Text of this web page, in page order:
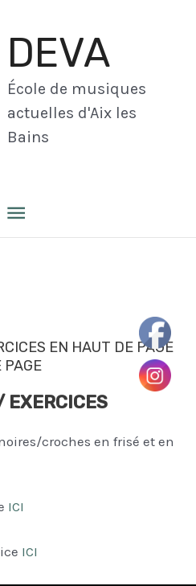
DEVA
École de musiques
actuelles d'Aix les
Bains
Menu
EN HAUT DE PAGE
PAGE
EXERCICES
croches en frisé et en
ICI
ICI